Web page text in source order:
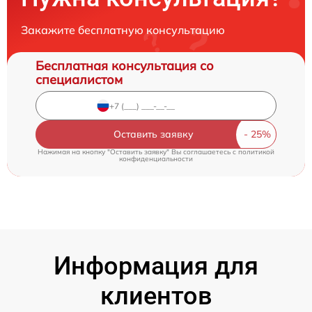
Закажите бесплатную консультацию
Бесплатная консультация со
специалистом
Оставить заявку
Нажимая на кнопку "Оставить заявку" Вы соглашаетесь c политикой
конфиденциальности
Информация для
клиентов